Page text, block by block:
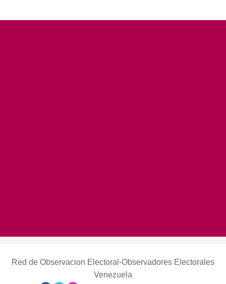
Red de Observacion Electoral-Observadores Electorales
Venezuela